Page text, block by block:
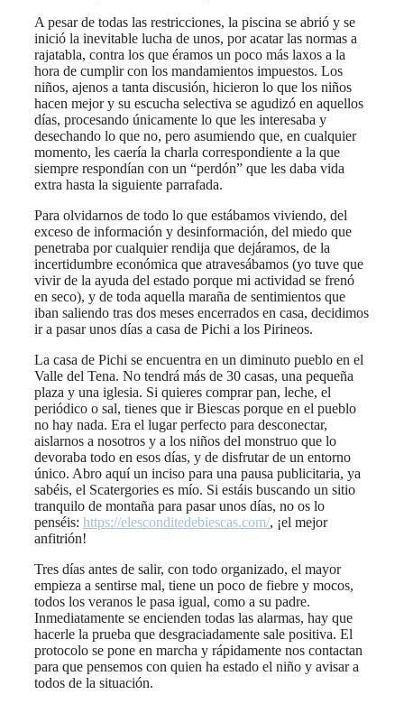
A pesar de todas las restricciones, la piscina se abrió y se
inició la inevitable lucha de unos, por acatar las normas a
rajatabla, contra los que éramos un poco más laxos a la
hora de cumplir con los mandamientos impuestos. Los
niños, ajenos a tanta discusión, hicieron lo que los niños
hacen mejor y su escucha selectiva se agudizó en aquellos
días, procesando únicamente lo que les interesaba y
desechando lo que no, pero asumiendo que, en cualquier
momento, les caería la charla correspondiente a la que
siempre respondían con un “perdón” que les daba vida
extra hasta la siguiente parrafada.
Para olvidarnos de todo lo que estábamos viviendo, del
exceso de información y desinformación, del miedo que
penetraba por cualquier rendija que dejáramos, de la
incertidumbre económica que atravesábamos (yo tuve que
vivir de la ayuda del estado porque mi actividad se frenó
en seco), y de toda aquella maraña de sentimientos que
iban saliendo tras dos meses encerrados en casa, decidimos
ir a pasar unos días a casa de Pichi a los Pirineos.
La casa de Pichi se encuentra en un diminuto pueblo en el
Valle del Tena. No tendrá más de 30 casas, una pequeña
plaza y una iglesia. Si quieres comprar pan, leche, el
periódico o sal, tienes que ir Biescas porque en el pueblo
no hay nada. Era el lugar perfecto para desconectar,
aislarnos a nosotros y a los niños del monstruo que lo
devoraba todo en esos días, y de disfrutar de un entorno
único. Abro aquí un inciso para una pausa publicitaria, ya
sabéis, el Scatergories es mío. Si estáis buscando un sitio
tranquilo de montaña para pasar unos días, no os lo
penséis: https://elesconditedebiescas.com/, ¡el mejor
anfitrión!
Tres días antes de salir, con todo organizado, el mayor
empieza a sentirse mal, tiene un poco de fiebre y mocos,
todos los veranos le pasa igual, como a su padre.
Inmediatamente se encienden todas las alarmas, hay que
hacerle la prueba que desgraciadamente sale positiva. El
protocolo se pone en marcha y rápidamente nos contactan
para que pensemos con quien ha estado el niño y avisar a
todos de la situación.